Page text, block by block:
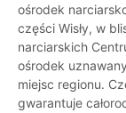
ośrodek
części Wisły, w
narciarskich
ośrodek
miejsc regionu.
gwarantuje